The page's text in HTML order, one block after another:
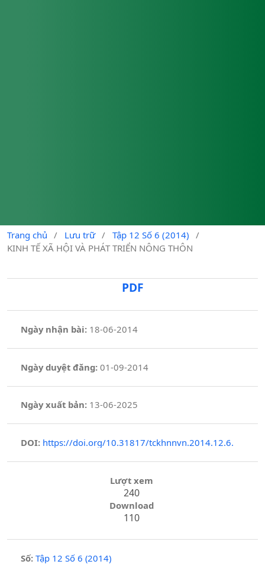
Trang chủ / Lưu trữ / Tập 12 Số 6 (2014)
/
KINH TẾ XÃ HỘI VÀ PHÁT TRIỂN NÔNG THÔN
PDF
Ngày nhận bài: 18-06-2014
Ngày duyệt đăng:01-09-2014
Ngày xuất bản: 13-06-2025
DOI: https://doi.org/10.31817/tckhnnvn.2014.12.6.
Lượt xem
240
Download
110
Số: Tập 12 Số 6 (2014)